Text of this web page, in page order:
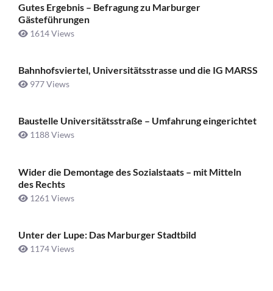
Gutes Ergebnis – Befragung zu Marburger
Gästeführungen
1614 Views
Bahnhofsviertel, Universitätsstrasse und die IG MARSS
977 Views
Baustelle Universitätsstraße ­– Umfahrung eingerichtet
1188 Views
Wider die Demontage des Sozialstaats – mit Mitteln
des Rechts
1261 Views
Unter der Lupe: Das Marburger Stadtbild
1174 Views